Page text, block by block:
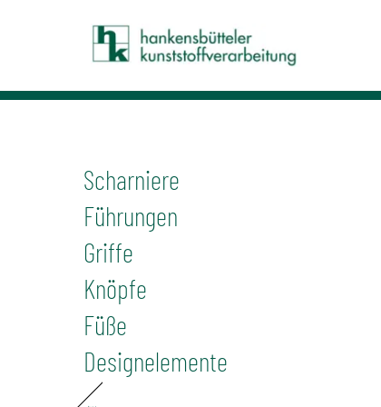
Scharniere
Führungen
Griffe
Knöpfe
Füße
Designelemente